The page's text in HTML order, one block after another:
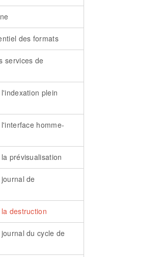
des formats
services de
plein
homme-
prévisualisation
de
destruction
du cycle de